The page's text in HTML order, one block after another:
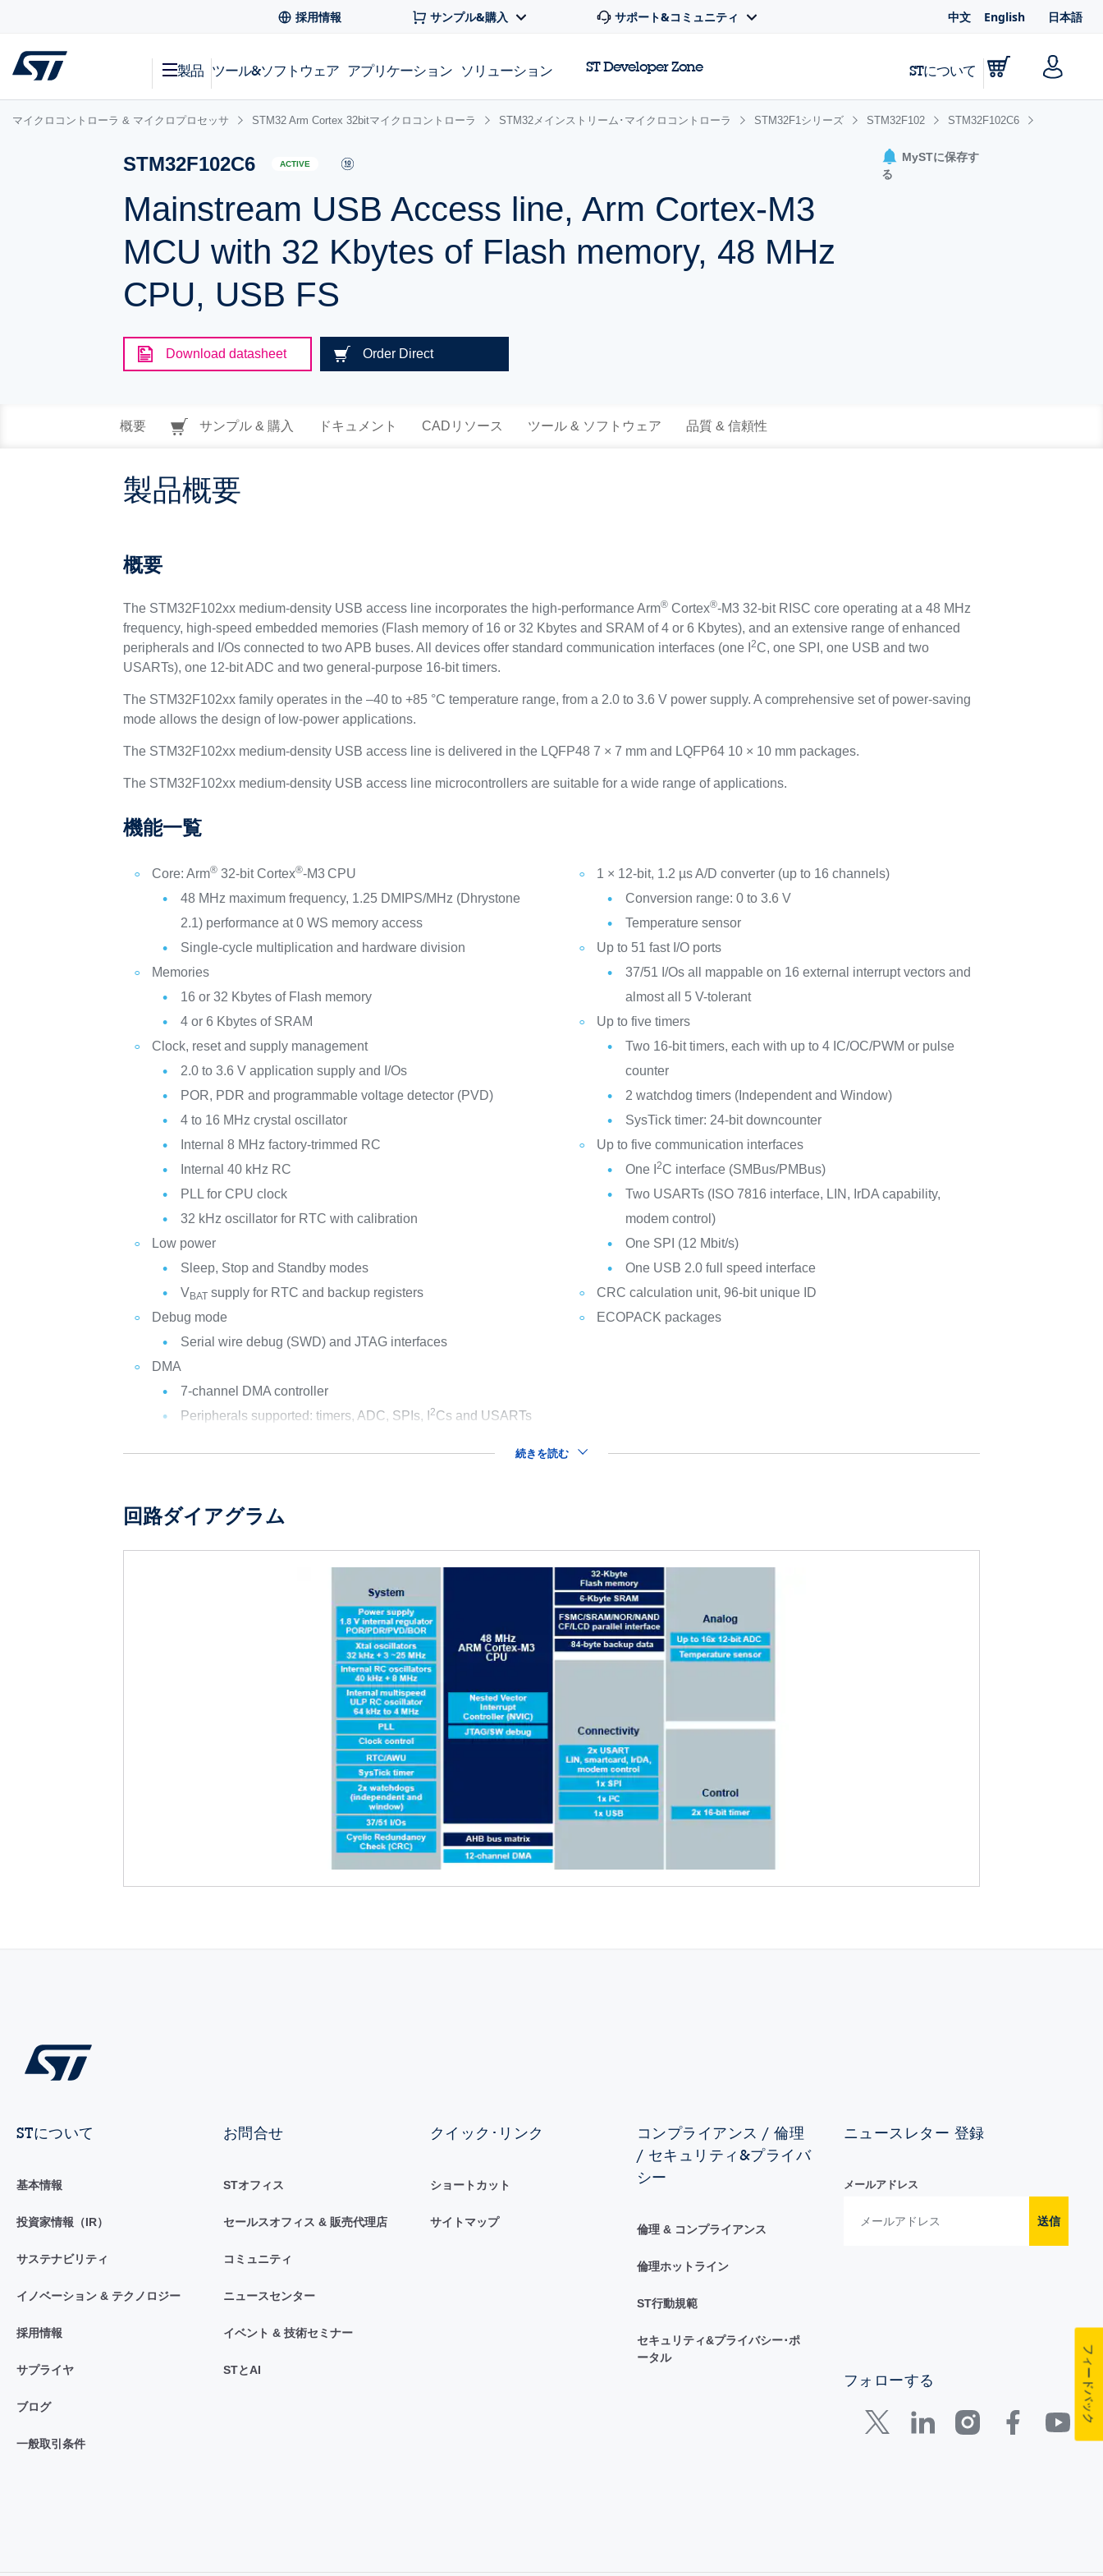
採用情報 サンプル&購入 サポート&コミュニティ 中文 English 日本語
製品 ツール&ソフトウェア アプリケーション ソリューション ST Developer Zone STについて
マイクロコントローラ & マイクロプロセッサ STM32 Arm Cortex 32bitマイクロコントローラ STM32メインストリーム･マイクロコントローラ STM32F1シリーズ STM32F102 STM32F102C6
STM32F102C6 ACTIVE
Mainstream USB Access line, Arm Cortex-M3
MCU with 32 Kbytes of Flash memory, 48 MHz
CPU, USB FS
MySTに保存す
る
Download datasheet Order Direct
概要 サンプル & 購入 ドキュメント CADリソース ツール & ソフトウェア 品質 & 信頼性
製品概要
概要
The STM32F102xx medium-density USB access line incorporates the high-performance Arm® Cortex®-M3 32-bit RISC core operating at a 48 MHz
frequency, high-speed embedded memories (Flash memory of 16 or 32 Kbytes and SRAM of 4 or 6 Kbytes), and an extensive range of enhanced
peripherals and I/Os connected to two APB buses. All devices offer standard communication interfaces (one I2C, one SPI, one USB and two
USARTs), one 12-bit ADC and two general-purpose 16-bit timers.
The STM32F102xx family operates in the –40 to +85 °C temperature range, from a 2.0 to 3.6 V power supply. A comprehensive set of power-saving
mode allows the design of low-power applications.
The STM32F102xx medium-density USB access line is delivered in the LQFP48 7 × 7 mm and LQFP64 10 × 10 mm packages.
The STM32F102xx medium-density USB access line microcontrollers are suitable for a wide range of applications.
機能一覧
Core: Arm® 32-bit Cortex®-M3CPU
48 MHz maximum frequency, 1.25 DMIPS/MHz (Dhrystone
2.1) performance at 0 WS memory access
Single-cycle multiplication and hardware division
Memories
16 or 32 Kbytes of Flash memory
4 or 6 Kbytes of SRAM
Clock, reset and supply management
2.0 to 3.6 V application supply and I/Os
POR, PDR and programmable voltage detector (PVD)
4 to 16 MHz crystal oscillator
Internal 8 MHz factory-trimmed RC
Internal 40 kHz RC
PLL for CPU clock
32 kHz oscillator for RTC with calibration
Low power
Sleep, Stop and Standby modes
VBAT supply for RTC and backup registers
Debug mode
Serial wire debug (SWD) and JTAG interfaces
DMA
7-channel DMA controller
Peripherals supported: timers, ADC, SPIs, I2Cs and USARTs
1 × 12-bit, 1.2 µs A/D converter (up to 16 channels)
Conversion range: 0 to 3.6 V
Temperature sensor
Up to 51 fast I/O ports
37/51 I/Os all mappable on 16 external interrupt vectors and
almost all 5 V-tolerant
Up to five timers
Two 16-bit timers, each with up to 4 IC/OC/PWM or pulse
counter
2 watchdog timers (Independent and Window)
SysTick timer: 24-bit downcounter
Up to five communication interfaces
One I 2C interface (SMBus/PMBus)
Two USARTs (ISO 7816 interface, LIN, IrDA capability,
modem control)
One SPI (12 Mbit/s)
One USB 2.0 full speed interface
CRC calculation unit, 96-bit unique ID
ECOPACK packages
続きを読む
回路ダイアグラム
STについて
基本情報
投資家情報（IR）
サステナビリティ
イノベーション & テクノロジー
採用情報
サプライヤ
ブログ
一般取引条件
お問合せ
STオフィス
セールスオフィス & 販売代理店
コミュニティ
ニュースセンター
イベント & 技術セミナー
STとAI
クイック･リンク
ショートカット
サイトマップ
コンプライアンス / 倫理
/ セキュリティ&プライバ
シー
倫理 & コンプライアンス
倫理ホットライン
ST行動規範
セキュリティ&プライバシー･ポ
ータル
ニュースレター 登録
メールアドレス
送信
フォローする フィードバック